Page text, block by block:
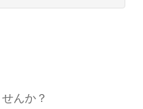
んか？